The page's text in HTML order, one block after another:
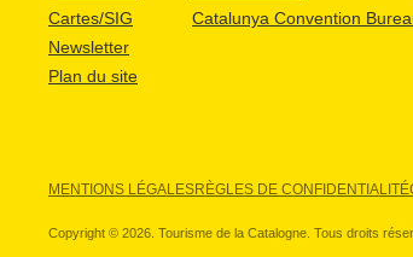
Cartes/SIG
Newsletter
Plan du site
Catalunya Convention
MENTIONS LÉGALESRÈGLES DE CONFIDENTIALITÉ
Copyright © 2026. Tourisme de la Catalogne. Tous droits